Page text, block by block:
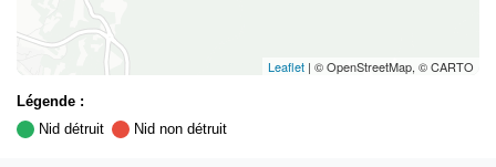
Leaflet | © OpenStreetMap, © CARTO
Légende :
Nid détruit
Nid non détruit